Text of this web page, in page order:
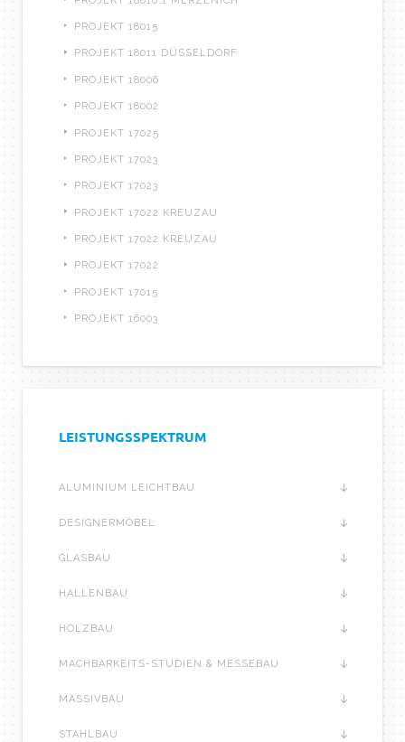
PROJEKT 18015
PROJEKT 18011 DÜSSELDORF
PROJEKT 18006
PROJEKT 18002
PROJEKT 17025
PROJEKT 17023
PROJEKT 17023
PROJEKT 17022 KREUZAU
PROJEKT 17022 KREUZAU
PROJEKT 17022
PROJEKT 17015
PROJEKT 16003
LEISTUNGSSPEKTRUM
ALUMINIUM LEICHTBAU
DESIGNERMÖBEL
GLASBAU
HALLENBAU
HOLZBAU
MACHBARKEITS-STUDIEN & MESSEBAU
MASSIVBAU
STAHLBAU